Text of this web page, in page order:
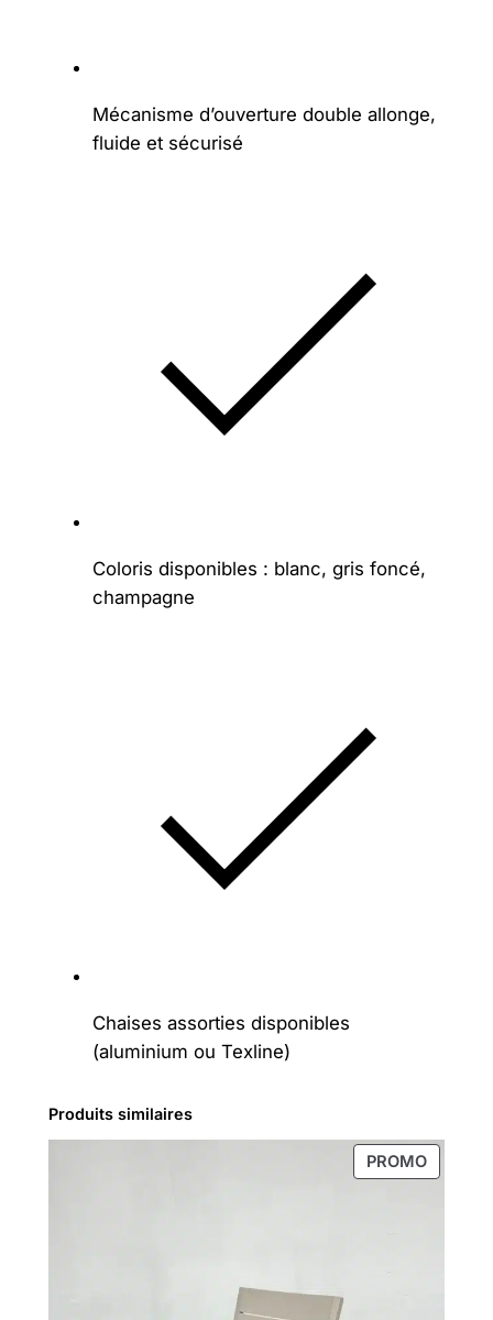
Mécanisme d’ouverture double allonge,
fluide et sécurisé
Coloris disponibles : blanc, gris foncé,
champagne
Chaises assorties disponibles
(aluminium ou Texline)
Produits similaires
PROMO
EN